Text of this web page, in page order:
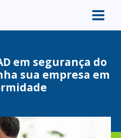
em segurança do
sua empresa em